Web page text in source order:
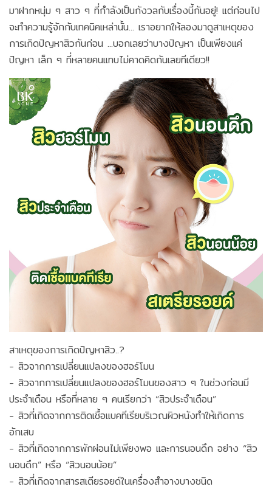
มาฝากหนุ่ม ๆ สาว ๆ ที่กำลังเป็นกังวลกับเรื่องนี้กันอยู่! แต่ก่อนไป
จะทำความรู้จักกับเทคนิคเหล่านั้น... เราอยากให้ลองมาดูสาเหตุของ
การเกิดปัญหาสิวกันก่อน ...บอกเลยว่าบางปัญหา เป็นเพียงแค่
ปัญหา เล็ก ๆ ที่หลายคนแทบไม่คาดคิดกันเลยทีเดียว!!
สาเหตุของการเกิดปัญหาสิว..?
- สิวจากการเปลี่ยนแปลงของฮอร์โมน
- สิวจากการเปลี่ยนแปลงของฮอร์โมนของสาว ๆ ในช่วงก่อนมี
ประจำเดือน หรือที่หลาย ๆ คนเรียกว่า “สิวประจำเดือน”
- สิวที่เกิดจากการติดเชื้อแบคทีเรียบริเวณผิวหนังทำให้เกิดการ
อักเสบ
- สิวที่เกิดจากการพักผ่อนไม่เพียงพอ และการนอนดึก อย่าง “สิว
นอนดึก” หรือ “สิวนอนน้อย”
- สิวที่เกิดจากสารสเตียรอยด์ในเครื่องสำอางบางชนิด